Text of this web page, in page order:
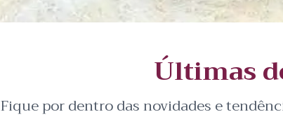
Últimas
Fique por dentro das novidades e